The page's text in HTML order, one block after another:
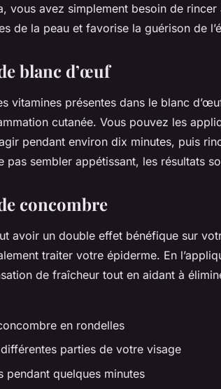
vous avez simplement besoin de rincer
de la peau et favorise la guérison de
blanc d’œuf
vitamines présentes dans le blanc
cutanée. Vous pouvez les
pendant environ dix minutes, puis
pas sembler appétissant, les résultats
concombre
avoir un double effet bénéfique sur
traiter votre épiderme. En
de fraîcheur tout en aidant à
en rondelles
parties de votre visage
pendant quelques minutes